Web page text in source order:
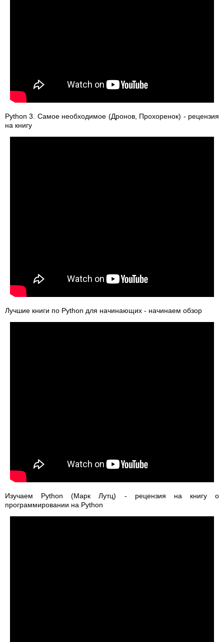
Python 3. Самое необходимое (Дронов, Прохоренок) - рецензия
на книгу
Лучшие книги по Python для начинающих - начинаем обзор
Изучаем Python (Марк Лутц) - рецензия на книгу о
программировании на Python